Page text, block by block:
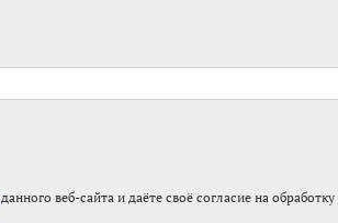
данного веб-сайта и даёте своё согласие на